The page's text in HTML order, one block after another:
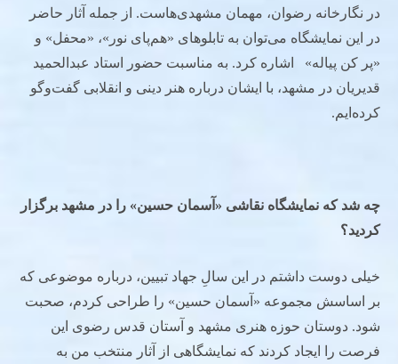
در نگارخانه رضوان، مهمان مشهدی‌هاست. از جمله آثار حاضر
در این نمایشگاه می‌توان به تابلوهای «هم‌پای نور»، «محفل» و
«پر کن پیاله» اشاره کرد. به مناسبت حضور استاد عبدالحمید
قدیریان در مشهد، با ایشان درباره هنر دینی و انقلابی گفت‌وگو
کرده‌ایم.
چه شد که نمایشگاه نقاشی «آسمان حسین» را در مشهد برگزار
کردید؟
خیلی دوست داشتم در این سالِ جهاد تبیین، درباره موضوعی که
بر اساسش مجموعه «آسمان حسین» را طراحی کردم، صحبت
شود. دوستان حوزه هنری مشهد و آستان قدس رضوی این
فرصت را ایجاد کردند که نمایشگاهی از آثار منتخب من به